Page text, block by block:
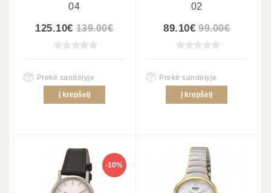
04
125.10€ 139.00€
Prekė sandėlyje
Į krepšelį
02
89.10€ 99.00€
Prekė sandėlyje
Į krepšelį
-10%